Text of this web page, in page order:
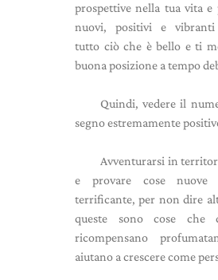
prospettive nella tua vita e
nuovi, positivi e vibranti
tutto ciò che è bello e ti
buona posizione a tempo
Quindi, vedere il
segno estremamente
Avventurarsi in
e provare cose nuove
terrificante, per non dire
queste sono cose
ricompensano
aiutano a crescere come